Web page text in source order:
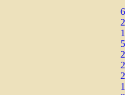
6
2
1
5
2
2
2
1